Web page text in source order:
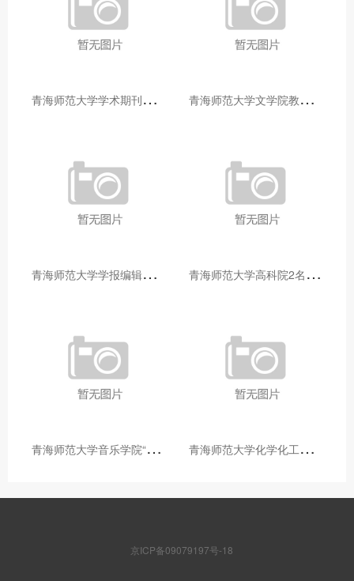
青
海师范大学学术期刊两个专栏入选2025年青海省期刊重点专栏 青
海师范大学文学院教师赴山东省相关高校和学术机构交流学习
青
海师范大学学报编辑部赴大通县城关镇上毛佰胜村开展帮扶慰问活动 青
海师范大学高科院2名专家当选中国科学院院士
青
海师范大学音乐学院“青舞华章”本科舞蹈专业中期汇报圆满落幕 青
海师范大学化学化工学院开展铸牢中华民族共同体意识大讲堂活动
京ICP备09079197号-18